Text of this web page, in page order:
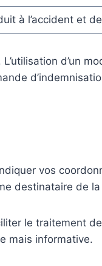
à l’accident et
d’un
vos
destinataire de
le traitement
mais informative.